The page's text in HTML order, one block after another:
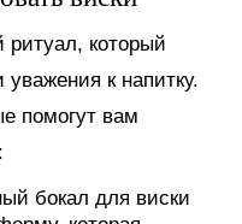
ритуал, который
к напитку.
помогут вам
бокал для виски